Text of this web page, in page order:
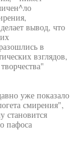
вывод, что
в
взглядов,
уже показало
смирения",
становится
пафоса